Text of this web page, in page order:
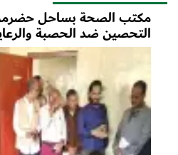
مكتب الصحة بساحل
التحصين ضد الحصبة